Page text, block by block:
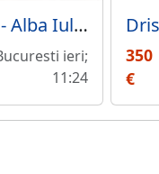
Dristor - Alba Iulia - 5 minute metrou
ieri;
11:24
350
€